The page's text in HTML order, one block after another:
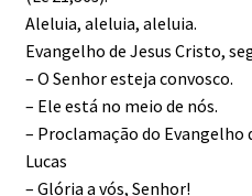
Aleluia, aleluia, aleluia.
Evangelho de Jesus Cristo,
– O Senhor esteja convosco.
– Ele está no meio de nós.
– Proclamação do Evangelho
Lucas
– Glória a vós, Senhor!